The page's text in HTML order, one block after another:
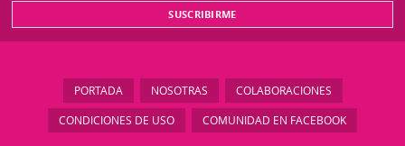
PORTADA NOSOTRAS COLABORACIONES
CONDICIONES DE USO COMUNIDAD EN FACEBOOK